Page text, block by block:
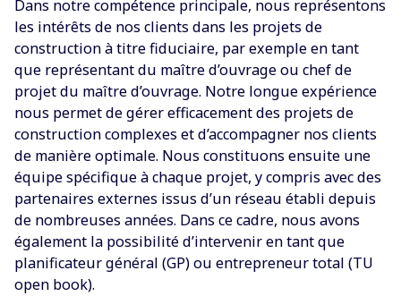
Dans notre compétence principale, nous représentons
les intérêts de nos clients dans les projets de
construction à titre fiduciaire, par exemple en tant
que représentant du maître d’ouvrage ou chef de
projet du maître d’ouvrage. Notre longue expérience
nous permet de gérer efficacement des projets de
construction complexes et d’accompagner nos clients
de manière optimale. Nous constituons ensuite une
équipe spécifique à chaque projet, y compris avec des
partenaires externes issus d’un réseau établi depuis
de nombreuses années. Dans ce cadre, nous avons
également la possibilité d’intervenir en tant que
planificateur général (GP) ou entrepreneur total (TU
open book).